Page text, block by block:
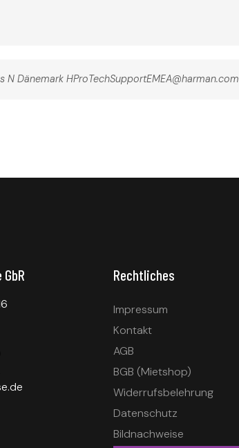
Dänemark HProTechSupportEMEA@harman.com
Rechtliches
Impressum
Kontakt
AGB
BGB (Mietshop)
Widerrufsbelehrung
Datenschutz
Bildnachweise